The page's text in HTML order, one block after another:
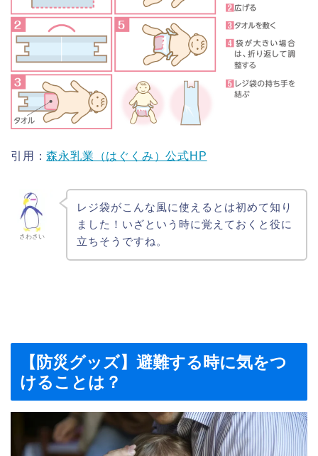
引用：森永乳業（はぐくみ）公式HP
さわさい
レジ袋がこんな風に使えるとは初めて知り
ました！いざという時に覚えておくと役に
立ちそうですね。
【防災グッズ】避難する時に気をつ
けることは？